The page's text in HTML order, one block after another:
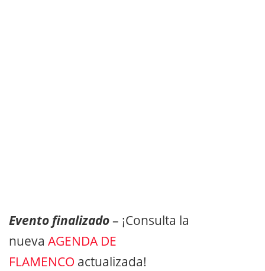
Evento finalizado– ¡Consulta la
nueva AGENDA DE
FLAMENCO actualizada!